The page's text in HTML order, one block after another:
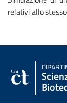
relativi allo